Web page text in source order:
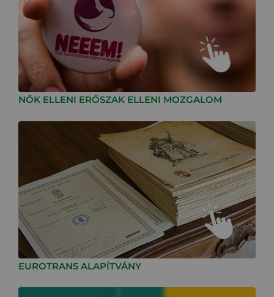
NŐK ELLENI ERŐSZAK ELLENI MOZGALOM
EUROTRANS ALAPÍTVÁNY